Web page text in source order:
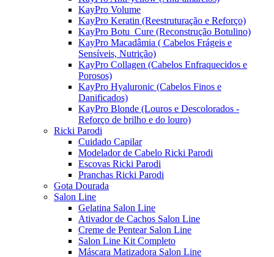
KayPro Volume
KayPro Keratin (Reestruturação e Reforço)
KayPro Botu_Cure (Reconstrução Botulino)
KayPro Macadâmia ( Cabelos Frágeis e
Sensíveis, Nutrição)
KayPro Collagen (Cabelos Enfraquecidos e
Porosos)
KayPro Hyaluronic (Cabelos Finos e
Danificados)
KayPro Blonde (Louros e Descolorados -
Reforço de brilho e do louro)
Ricki Parodi
Cuidado Capilar
Modelador de Cabelo Ricki Parodi
Escovas Ricki Parodi
Pranchas Ricki Parodi
Gota Dourada
Salon Line
Gelatina Salon Line
Ativador de Cachos Salon Line
Creme de Pentear Salon Line
Salon Line Kit Completo
Máscara Matizadora Salon Line